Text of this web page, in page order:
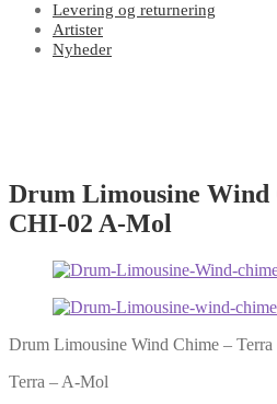
Levering og returnering
Artister
Nyheder
Drum Limousine Wind
CHI-02 A-Mol
Drum Limousine Wind Chime –
Terra – A-Mol